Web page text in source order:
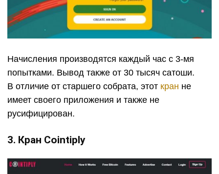
Начисления производятся каждый час с 3-мя
попытками. Вывод также от 30 тысяч сатоши.
В отличие от старшего собрата, этот кран не
имеет своего приложения и также не
русифицирован.
3. Кран Cointiply